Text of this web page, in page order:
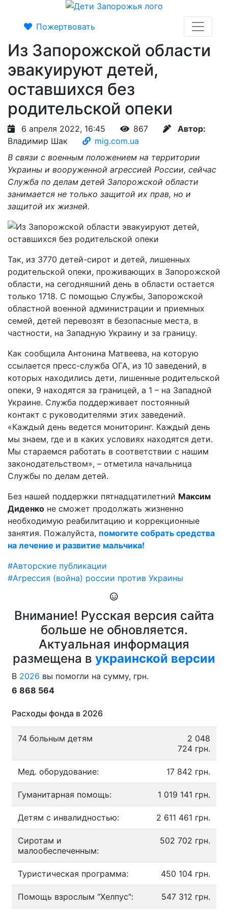
Пожертвовать
Из Запорожской области
эвакуируют детей,
оставшихся без
родительской опеки
6 апреля 2022, 16:45 867
Автор:
Владимир Шак
mig.com.ua
В связи с военным положением на территории
Украины и вооруженной агрессией России, сейчас
Служба по делам детей Запорожской области
занимается не только защитой их прав, но и
защитой их жизней.
Так, из 3770 детей-сирот и детей, лишенных
родительской опеки, проживающих в Запорожской
области, на сегодняшний день в области остается
только 1718. С помощью Службы, Запорожской
областной военной администрации и приемных
семей, детей перевозят в безопасные места, в
частности, на Западную Украину и за границу.
Как сообщила Антонина Матвеева, на которую
ссылается пресс-служба ОГА, из 10 заведений, в
которых находились дети, лишенные родительской
опеки, 9 находятся за границей, а 1 – на Западной
Украине. Служба поддерживает постоянный
контакт с руководителями этих заведений.
«Каждый день ведется мониторинг. Каждый день
мы знаем, где и в каких условиях находятся дети.
Мы стараемся работать в соответствии с нашим
законодательством», – отметила начальница
Службы по делам детей.
Без нашей поддержки пятнадцатилетний Максим
Диденко не сможет продолжать жизненно
необходимую реабилитацию и коррекционные
занятия. Пожалуйста, помогите собрать средства
на лечение и развитие мальчика!
#Авторские публикации
#Агрессия (война) россии против Украины
Внимание! Русская версия сайта
больше не обновляется.
Актуальная информация
размещена в украинской версии
В 2026 вы помогли на сумму, грн.
6 868 564
Расходы фонда в 2026
74 больным детям
2 048
724 грн.
Мед. оборудование: 17 842 грн.
Гуманитарная помощь: 1 019 141 грн.
Детям с инвалидностью: 2 611 461 грн.
Сиротам и
малообеспеченным:
502 702 грн.
Туристическая программа: 450 104 грн.
Помощь взрослым "Хелпус": 547 312 грн.